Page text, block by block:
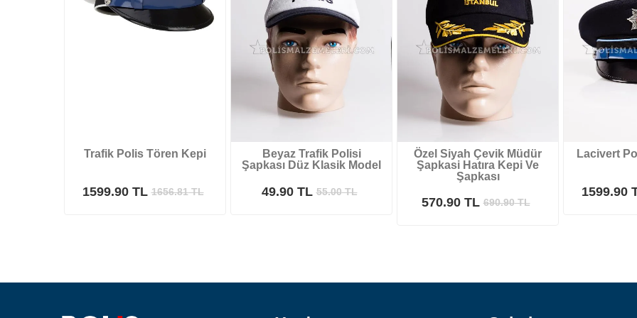
Trafik Polis Tören Kepi
1599.90 TL1656.81TL
Beyaz Trafik Polisi
Şapkası Düz Klasik Model
49.90 TL55.00TL
Özel Siyah Çevik Müdür
Şapkasi Hatıra Kepi Ve
Şapkası
570.90 TL690.90TL
Lacivert
1599.90